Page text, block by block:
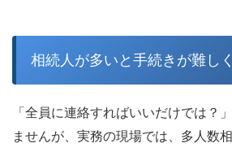
相続人が多いと手続きが難し
「全員に連絡すればいいだけでは？
ませんが、実務の現場では、多人数